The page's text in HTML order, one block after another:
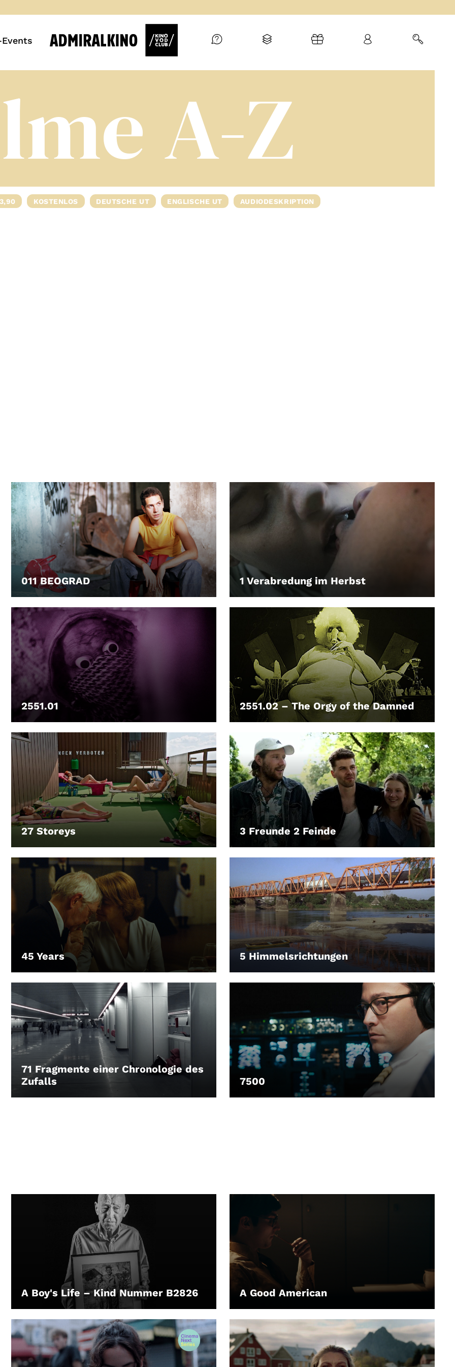
Filme
Kuratierungen
VOD-Events
So geht’s
Filmpakete
Events
A-Z
KOSTENLOS DEUTSCHE UT ENGLISCHE UT AUDIODESKRIPTION
011 BEOGRAD
LEIHEN 1 Verabredung im Herbst
LEIHEN
2551.01
LEIHEN 2551.02 – The Orgy of the Damned
LEIHEN
27 Storeys
LEIHEN 3 Freunde 2 Feinde
LEIHEN
45 Years
LEIHEN 5 Himmelsrichtungen
LEIHEN
71 Fragmente einer Chronologie des
Zufalls
LEIHEN 7500
LEIHEN
A Boy's Life – Kind Nummer B2826
LEIHEN A Good American
LEIHEN